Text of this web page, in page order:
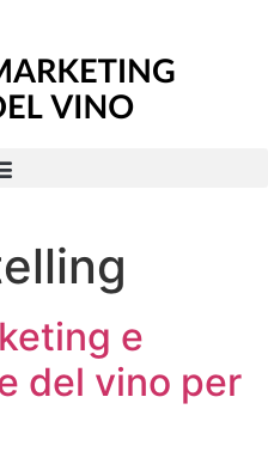
e
del vino per